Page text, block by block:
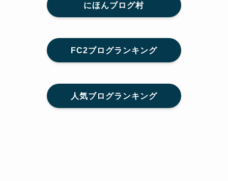
にほんブログ村
FC2ブログランキング
人気ブログランキング